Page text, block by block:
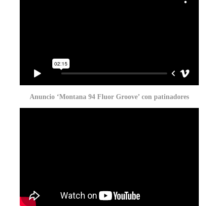
Anuncio ‘Montana 94 Fluor Groove’ con patinadores